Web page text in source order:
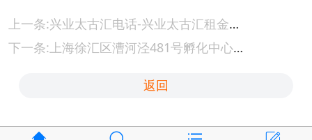
上一条:兴业太古汇电话-兴业太古汇租金详情
下一条:上海徐汇区漕河泾481号孵化中心招商中心招商租赁综合评估报告：企业选址决策深度分析
返回